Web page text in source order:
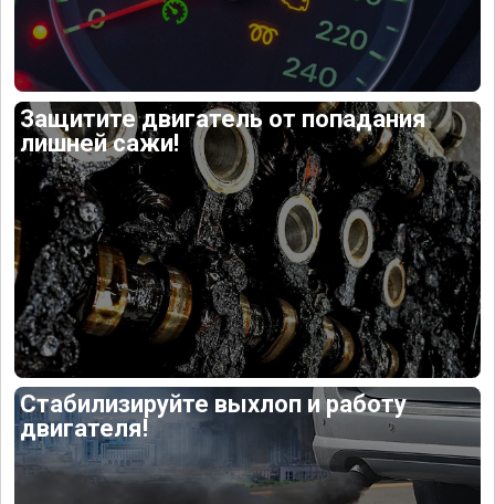
Защитите двигатель от попадания
лишней сажи!
Стабилизируйте выхлоп и работу
двигателя!